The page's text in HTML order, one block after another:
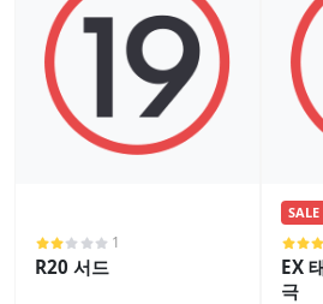
1
R20 서드
SALE
EX
극